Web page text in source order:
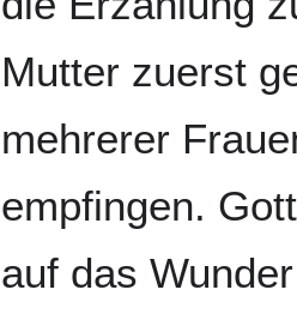
Mutter zuerst
mehrerer
empfingen.
auf das